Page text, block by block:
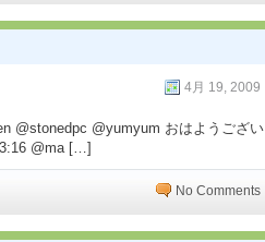
4月 19, 2009
@stonedpc @yumyum おはようござい
@ma […]
No Comments